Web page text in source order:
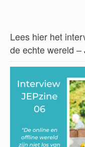
Lees hier het
de echte wereld –